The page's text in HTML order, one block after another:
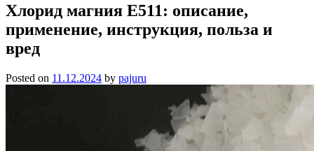
Хлорид магния Е511: описание,
применение, инструкция, польза и
вред
Posted on 11.12.2024 by pajuru